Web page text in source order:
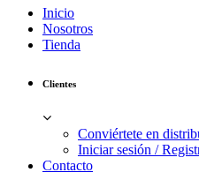
Inicio
Nosotros
Tienda
Clientes
Conviértete en
Iniciar sesión /
Contacto